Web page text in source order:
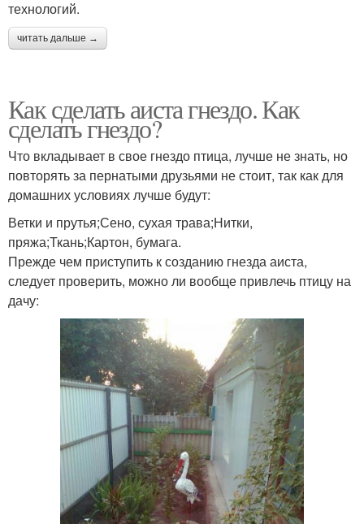
технологий.
читать дальше →
Как сделать аиста гнездо. Как
сделать гнездо?
Что вкладывает в свое гнездо птица, лучше не знать, но
повторять за пернатыми друзьями не стоит, так как для
домашних условиях лучше будут:
Ветки и прутья;Сено, сухая трава;Нитки,
пряжа;Ткань;Картон, бумага.
Прежде чем приступить к созданию гнезда аиста,
следует проверить, можно ли вообще привлечь птицу на
дачу: